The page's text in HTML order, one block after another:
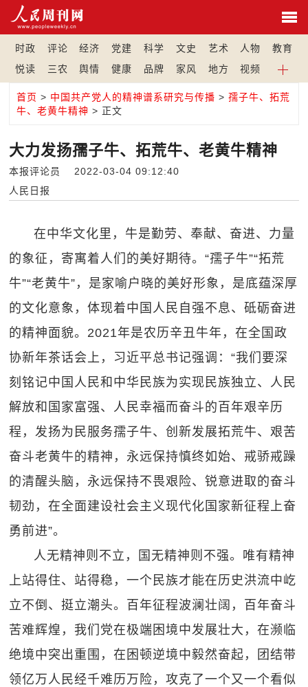
时政 评论 经济 党建 科学 文史 艺术 人物
教育
悦读
三农 舆情 健康 品牌 家风 地方 视频
首页 > 中国共产党人的精神谱系研究与传播 >孺子牛、拓荒
牛、老黄牛精神 > 正文
大力发扬孺子牛、拓荒牛、老黄牛精神
本报评论员 2022-03-04 09:12:40
人民日报
在中华文化里，牛是勤劳、奉献、奋进、力量
的象征，寄寓着人们的美好期待。“孺子牛”“拓荒
牛”“老黄牛”，是家喻户晓的美好形象，是底蕴深厚
的文化意象，体现着中国人民自强不息、砥砺奋进
的精神面貌。2021年是农历辛丑牛年，在全国政
协新年茶话会上，习近平总书记强调：“我们要深
刻铭记中国人民和中华民族为实现民族独立、人民
解放和国家富强、人民幸福而奋斗的百年艰辛历
程，发扬为民服务孺子牛、创新发展拓荒牛、艰苦
奋斗老黄牛的精神，永远保持慎终如始、戒骄戒躁
的清醒头脑，永远保持不畏艰险、锐意进取的奋斗
韧劲，在全面建设社会主义现代化国家新征程上奋
勇前进”。
人无精神则不立，国无精神则不强。唯有精神
上站得住、站得稳，一个民族才能在历史洪流中屹
立不倒、挺立潮头。百年征程波澜壮阔，百年奋斗
苦难辉煌，我们党在极端困境中发展壮大，在濒临
绝境中突出重围，在困顿逆境中毅然奋起，团结带
领亿万人民经千难历万险，攻克了一个又一个看似